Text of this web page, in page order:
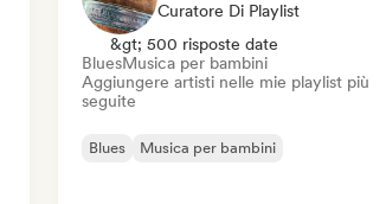
Curatore Di Playlist
&gt; 500 risposte date
BluesMusica per bambini
Aggiungere artisti nelle mie playlist più
seguite
Blues Musica per bambini